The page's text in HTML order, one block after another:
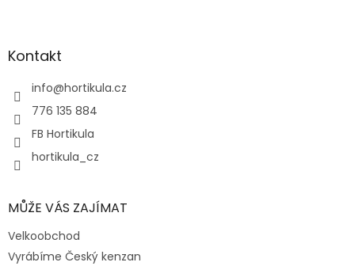
aKontakt
info@hortikula.cz
776 135 884
FB Hortikula
hortikula_cz
MŮŽE VÁS ZAJÍMAT
Velkoobchod
Vyrábíme Český kenzan